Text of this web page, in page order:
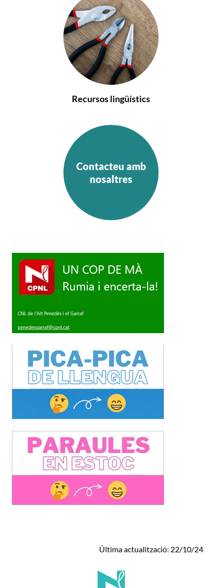
Recursos lingüístics
Contacteu amb
nosaltres
Última actualització: 22/10/24